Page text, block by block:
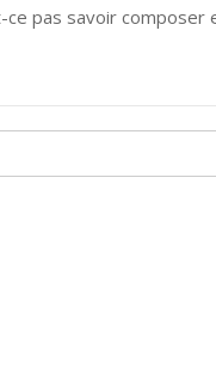
ce pas savoir composer